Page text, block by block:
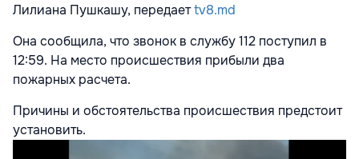
Лилиана Пушкашу, передаетtv8.md
Она сообщила, что звонок в службу 112 поступил в
12:59. На место происшествия прибыли два
пожарных расчета.
Причины и обстоятельства происшествия предстоит
установить.